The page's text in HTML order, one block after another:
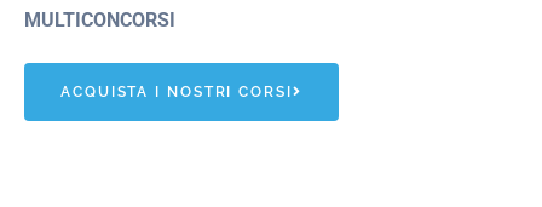
MULTICONCORSI
ACQUISTA I NOSTRI CORSI